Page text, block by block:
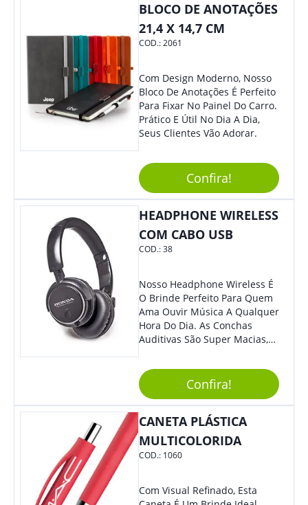
BLOCO DE ANOTAÇÕES
21,4 X 14,7 CM
COD.:2061
Com Design Moderno, Nosso
Bloco De Anotações É Perfeito
Para Fixar No Painel Do Carro.
Prático E Útil No Dia A Dia,
Seus Clientes Vão Adorar.
Confira!
HEADPHONE WIRELESS
COM CABO USB
COD.:38
Nosso Headphone Wireless É
O Brinde Perfeito Para Quem
Ama Ouvir Música A Qualquer
Hora Do Dia. As Conchas
Auditivas São Super Macias,
Conforto Ao Utilizá-Lo. Com
Entrada Para Mini Sd Cartão
De Memória, Bateria Interna
Recarregável E Botões De
Volume, Avanço, Retrocesso E
Para Atender Ligações, O
Brinde Ainda É Compatível
Com Diversos Aparelhos.
Moderno Acrescenta Ainda
Confira!
CANETA PLÁSTICA
MULTICOLORIDA
COD.: 1060
Com Visual Refinado, Esta